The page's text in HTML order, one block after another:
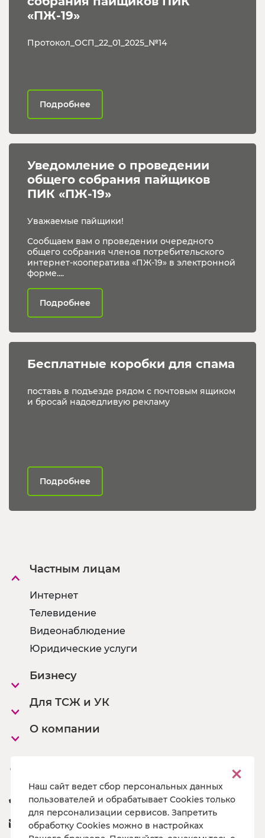
«ПЖ-19»
Протокол_ОСП_22_01_2025_№14
Подробнее
Уведомление о проведении
общего собрания пайщиков
ПИК «ПЖ-19»
Уважаемые пайщики!
Сообщаем вам о проведении очередного
общего собрания членов потребительского
интернет-кооператива «ПЖ-19» в электронной
форме....
Подробнее
Бесплатные коробки для спама
поставь в подъезде рядом с почтовым ящиком
и бросай надоедливую рекламу
Подробнее
Частным лицам
Интернет
Телевидение
Видеонаблюдение
Юридические услуги
Бизнесу
Для ТСЖ и УК
О компании
8 800 222 55 19
a@pg19.ru
Наш сайт ведет сбор персональных данных
пользователей и обрабатывает Cookies только
для персонализации сервисов. Запретить
обработку Cookies можно в настройках